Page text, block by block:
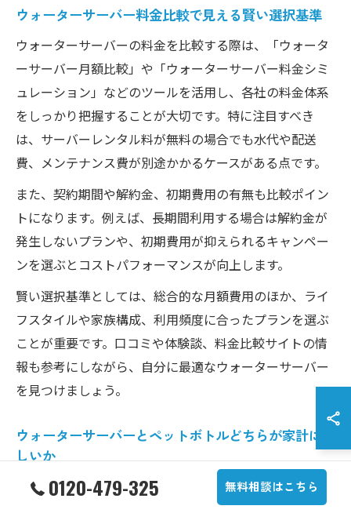
ウォーターサーバー料金比較で見える賢い選択基準
ウォーターサーバーの料金を比較する際は、「ウォータ
ーサーバー月額比較」や「ウォーターサーバー料金シミ
ュレーション」などのツールを活用し、各社の料金体系
をしっかり把握することが大切です。特に注目すべき
は、サーバーレンタル料が無料の場合でも水代や配送
費、メンテナンス費が別途かかるケースがある点です。
また、契約期間や解約金、初期費用の有無も比較ポイン
トになります。例えば、長期間利用する場合は解約金が
発生しないプランや、初期費用が抑えられるキャンペー
ンを選ぶとコストパフォーマンスが向上します。
賢い選択基準としては、総合的な月額費用のほか、ライ
フスタイルや家族構成、利用頻度に合ったプランを選ぶ
ことが重要です。口コミや体験談、料金比較サイトの情
報も参考にしながら、自分に最適なウォーターサーバー
を見つけましょう。
ウォーターサーバーとペットボトルどちらが家計に優
しいか
ウォーターサーバーとペットボトル水、どちらが家計に
優しいかは家庭ごとの使用状況で異なります。一般的に
0120-479-325 無料相談はこちら